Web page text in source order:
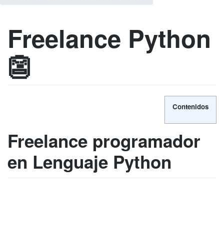
Freelance Python
👺
Contenidos
Freelance programador
en Lenguaje Python